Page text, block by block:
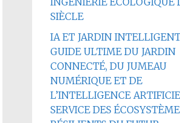
SIÈCLE
IA ET JARDIN
GUIDE ULTIME DU JARDIN
CONNECTÉ, DU JUMEAU
NUMÉRIQUE ET DE
L’INTELLIGENCE
SERVICE DES